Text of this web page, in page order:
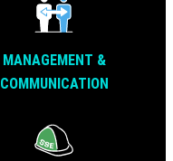
MANAGEMENT &
COMMUNICATION